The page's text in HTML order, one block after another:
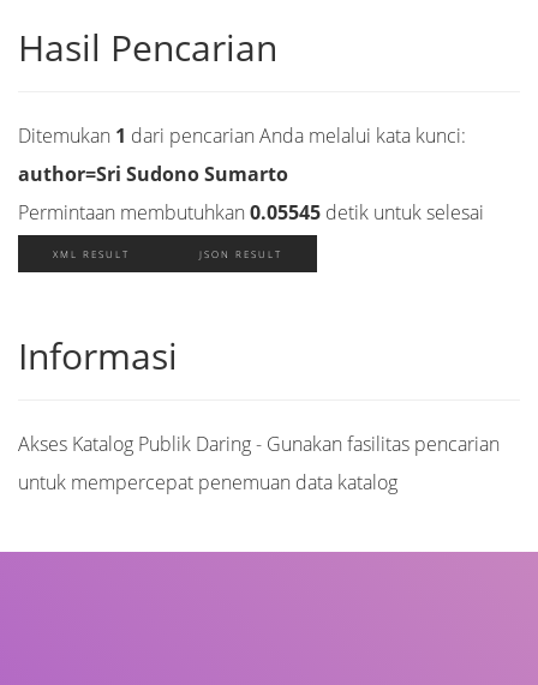
Hasil Pencarian
Ditemukan 1 dari pencarian Anda melalui kata kunci:
author=Sri Sudono Sumarto
Permintaan membutuhkan 0.05545 detik untuk selesai
XML RESULT JSON RESULT
Informasi
Akses Katalog Publik Daring - Gunakan fasilitas pencarian
untuk mempercepat penemuan data katalog